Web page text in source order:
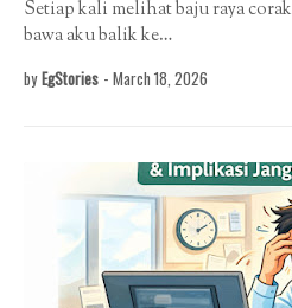
Setiap kali melihat baju raya
bawa aku balik ke…
by EgStories - March 18, 2026